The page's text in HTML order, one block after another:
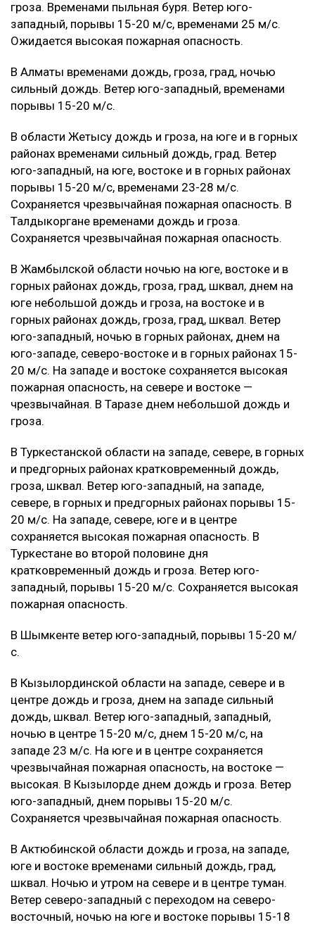
гроза. Временами пыльная буря. Ветер юго-
западный, порывы 15-20 м/с, временами 25 м/с.
Ожидается высокая пожарная опасность.
В Алматы временами дождь, гроза, град, ночью
сильный дождь. Ветер юго-западный, временами
порывы 15-20 м/с.
В области Жетысу дождь и гроза, на юге и в горных
районах временами сильный дождь, град. Ветер
юго-западный, на юге, востоке и в горных районах
порывы 15-20 м/с, временами 23-28 м/с.
Сохраняется чрезвычайная пожарная опасность. В
Талдыкоргане временами дождь и гроза.
Сохраняется чрезвычайная пожарная опасность.
В Жамбылской области ночью на юге, востоке и в
горных районах дождь, гроза, град, шквал, днем на
юге небольшой дождь и гроза, на востоке и в
горных районах дождь, гроза, град, шквал. Ветер
юго-западный, ночью в горных районах, днем на
юго-западе, северо-востоке и в горных районах 15-
20 м/с. На западе и востоке сохраняется высокая
пожарная опасность, на севере и востоке —
чрезвычайная. В Таразе днем небольшой дождь и
гроза.
В Туркестанской области на западе, севере, в горных
и предгорных районах кратковременный дождь,
гроза, шквал. Ветер юго-западный, на западе,
севере, в горных и предгорных районах порывы 15-
20 м/с. На западе, севере, юге и в центре
сохраняется высокая пожарная опасность. В
Туркестане во второй половине дня
кратковременный дождь и гроза. Ветер юго-
западный, порывы 15-20 м/с. Сохраняется высокая
пожарная опасность.
В Шымкенте ветер юго-западный, порывы 15-20 м/
с.
В Кызылординской области на западе, севере и в
центре дождь и гроза, днем на западе сильный
дождь, шквал. Ветер юго-западный, западный,
ночью в центре 15-20 м/с, днем 15-20 м/с, на
западе 23 м/с. На юге и в центре сохраняется
чрезвычайная пожарная опасность, на востоке —
высокая. В Кызылорде днем дождь и гроза. Ветер
юго-западный, днем порывы 15-20 м/с.
Сохраняется чрезвычайная пожарная опасность.
В Актюбинской области дождь и гроза, на западе,
юге и востоке временами сильный дождь, град,
шквал. Ночью и утром на севере и в центре туман.
Ветер северо-западный с переходом на северо-
восточный, ночью на юге и востоке порывы 15-18